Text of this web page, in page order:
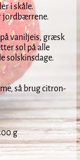
i skåle.
jordbærrene.
vaniljeis, græsk
sol på alle
solskinsdage.
så brug citron-
g